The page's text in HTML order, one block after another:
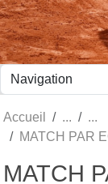
Accueil
MATCH PAR
MATCH
Panneau de